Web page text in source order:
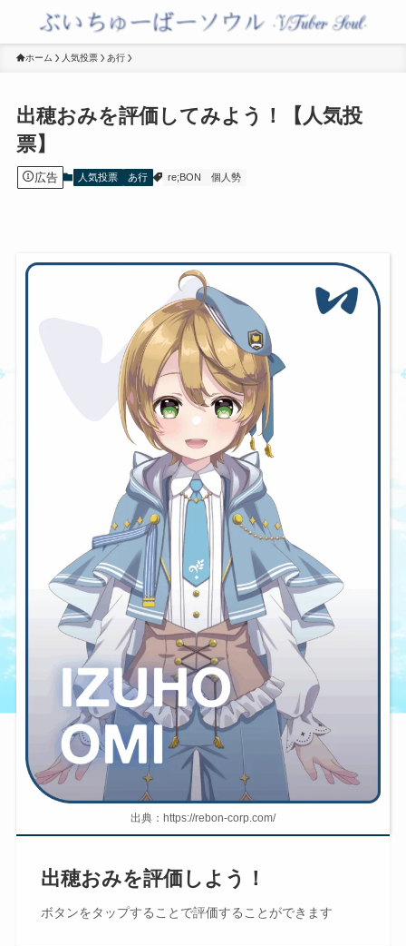
ホーム 人気投票 あ行
出穂おみを評価してみよう！【人気投
票】
広告 人気投票 あ行 re;BON 個人勢
出典：https://rebon-corp.com/
出穂おみを評価しよう！
ボタンをタップすることで評価することができます